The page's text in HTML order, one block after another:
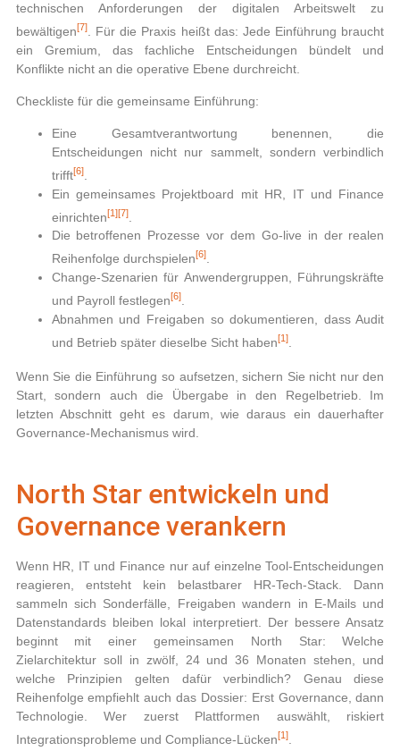
technischen Anforderungen der digitalen Arbeitswelt zu
bewältigen[7]. Für die Praxis heißt das: Jede Einführung braucht
ein Gremium, das fachliche Entscheidungen bündelt und
Konflikte nicht an die operative Ebene durchreicht.
Checkliste für die gemeinsame Einführung:
Eine Gesamtverantwortung benennen, die
Entscheidungen nicht nur sammelt, sondern verbindlich
trifft[6].
Ein gemeinsames Projektboard mit HR, IT und Finance
einrichten[1][7].
Die betroffenen Prozesse vor dem Go-live in der realen
Reihenfolge durchspielen[6].
Change-Szenarien für Anwendergruppen, Führungskräfte
und Payroll festlegen[6].
Abnahmen und Freigaben so dokumentieren, dass Audit
und Betrieb später dieselbe Sicht haben[1].
Wenn Sie die Einführung so aufsetzen, sichern Sie nicht nur den
Start, sondern auch die Übergabe in den Regelbetrieb. Im
letzten Abschnitt geht es darum, wie daraus ein dauerhafter
Governance-Mechanismus wird.
North Star entwickeln und
Governance verankern
Wenn HR, IT und Finance nur auf einzelne Tool-Entscheidungen
reagieren, entsteht kein belastbarer HR‑Tech‑Stack. Dann
sammeln sich Sonderfälle, Freigaben wandern in E-Mails und
Datenstandards bleiben lokal interpretiert. Der bessere Ansatz
beginnt mit einer gemeinsamen North Star: Welche
Zielarchitektur soll in zwölf, 24 und 36 Monaten stehen, und
welche Prinzipien gelten dafür verbindlich? Genau diese
Reihenfolge empfiehlt auch das Dossier: Erst Governance, dann
Technologie. Wer zuerst Plattformen auswählt, riskiert
Integrationsprobleme und Compliance-Lücken[1].